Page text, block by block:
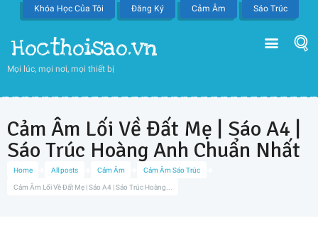
Khóa Học Của Tôi Đăng Ký Cảm Âm Sáo Trúc
Hocthoisao.vn
Mọi lúc, mọi nơi, mọi thiết bị
Home All posts Cảm Âm Cảm Âm Sáo Trúc
Cảm Âm Lối Về Đất Mẹ | Sáo A4 | Sáo Trúc Hoàng...
Cảm Âm Lối Về Đất Mẹ | Sáo A4 |
Sáo Trúc Hoàng Anh Chuẩn Nhất